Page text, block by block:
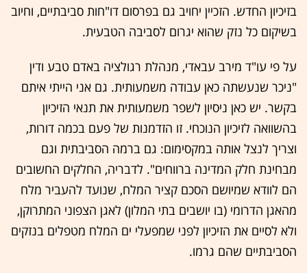
בזיכיון החדש. הזכיין יחויב גם בפרסום דו"חות סביבתיים, וחיוב
בשיקום כל נזק שהוא יגרום לסביבה הטבעית.
על פי עו"ד מירב עבאדי, מנהלת רגולציה באדם טבע ודין
"ניכר שנעשתה כאן עבודה משמעותית. גם אני הייתי איתם
בקשר. יש כאן ניסיון לשפר משמעותית את תנאי הזיכיון
בהשוואה לזיכיון הנוכחי. זו הזדמנות של פעם בכמה דורות,
וצריך לנצל אותה במקסימום: גם ברמה הסביבתית וגם
מבחינת חלק המדינה ברווחים". לדבריה, החלקים החשובים
הם לוודא שמיושם הסכם קציר המלח, שנועד להעביר מלח
מהאגן הדרומי (בו יושבים בתי המלון) לאגן הצפוני המתרוקן,
ולא לסיים את הזיכיון לפני שמפעלי ים המלח מטפלים בנזקים
הסביבתיים שהם גרמו.